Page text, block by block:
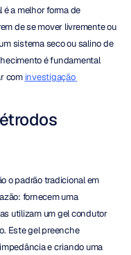
a melhor forma de
de se mover livremente ou
sistema seco ou salino de
é fundamental
com investigação
o padrão tradicional em
fornecem uma
utilizam um gel condutor
Este gel preenche
e criando uma